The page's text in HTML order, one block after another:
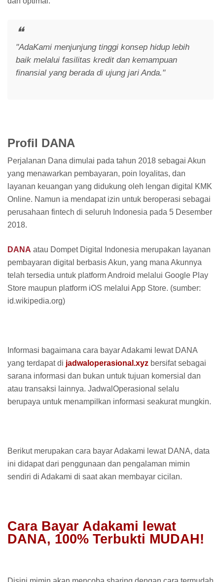
"AdaKami menjunjung tinggi konsep hidup lebih
baik melalui fasilitas kredit dan kemampuan
finansial yang berada di ujung jari Anda."
Profil DANA
Perjalanan Dana dimulai pada tahun 2018 sebagai Akun
yang menawarkan pembayaran, poin loyalitas, dan
layanan keuangan yang didukung oleh lengan digital KMK
Online. Namun ia mendapat izin untuk beroperasi sebagai
perusahaan fintech di seluruh Indonesia pada 5 Desember
2018.
DANA atau Dompet Digital Indonesia merupakan layanan
pembayaran digital berbasis Akun, yang mana Akunnya
telah tersedia untuk platform Android melalui Google Play
Store maupun platform iOS melalui App Store. (sumber:
id.wikipedia.org)
Informasi bagaimana cara bayar Adakami lewat DANA
yang terdapat di jadwaloperasional.xyz bersifat sebagai
sarana informasi dan bukan untuk tujuan komersial dan
atau transaksi lainnya. JadwalOperasional selalu
berupaya untuk menampilkan informasi seakurat mungkin.
Berikut merupakan cara bayar Adakami lewat DANA, data
ini didapat dari penggunaan dan pengalaman mimin
sendiri di Adakami di saat akan membayar cicilan.
Cara Bayar Adakami lewat
DANA, 100% Terbukti MUDAH!